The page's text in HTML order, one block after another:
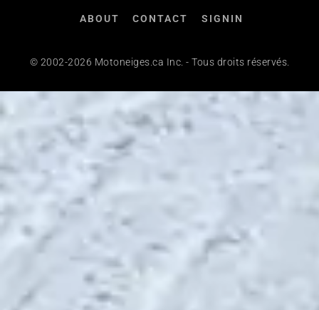
ABOUT CONTACT SIGNIN
© 2002-2026 Motoneiges.ca Inc. - Tous droits réservés.